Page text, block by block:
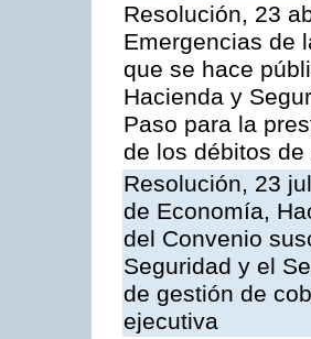
Resolución, 23
Emergencias de
que se hace
Hacienda y
Paso para la
de los débitos
Resolución, 23
de Economía,
del Convenio
Seguridad y el
de gestión de
ejecutiva